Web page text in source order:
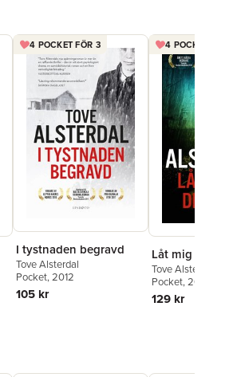
4 POCKET FÖR 3
I tystnaden begravd
Tove Alsterdal
Pocket, 2012
105 kr
4 POCKET FÖR
Låt mig ta din
Tove Alsterdal
Pocket, 2015
129 kr